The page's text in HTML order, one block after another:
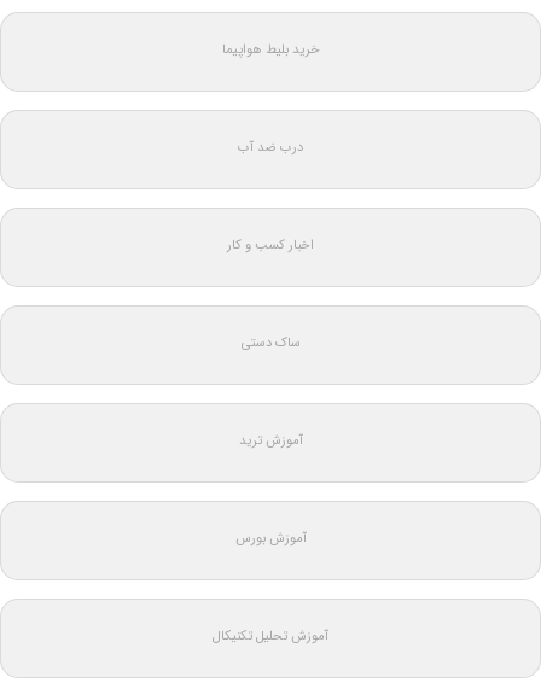
خرید بلیط هواپیما
درب ضد آب
اخبار کسب و کار
ساک دستی
آموزش ترید
آموزش بورس
آموزش تحلیل تکنیکال